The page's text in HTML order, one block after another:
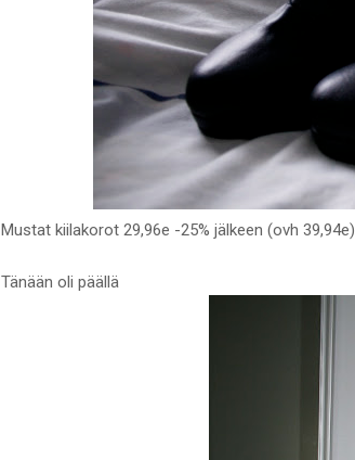
Mustat kiilakorot 29,96e -25% jälkeen (ovh 39,94e)
Tänään oli päällä